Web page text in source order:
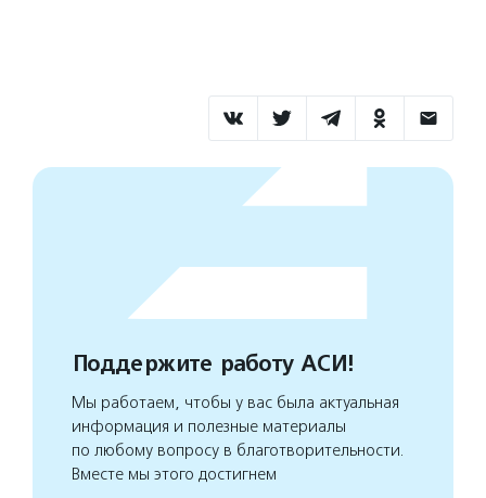
Поддержите работу АСИ!
Мы работаем, чтобы у вас была актуальная
информация и полезные материалы
по любому вопросу в благотворительности.
Вместе мы этого достигнем